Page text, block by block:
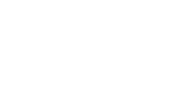
mạ vàng cao cấp số lượng